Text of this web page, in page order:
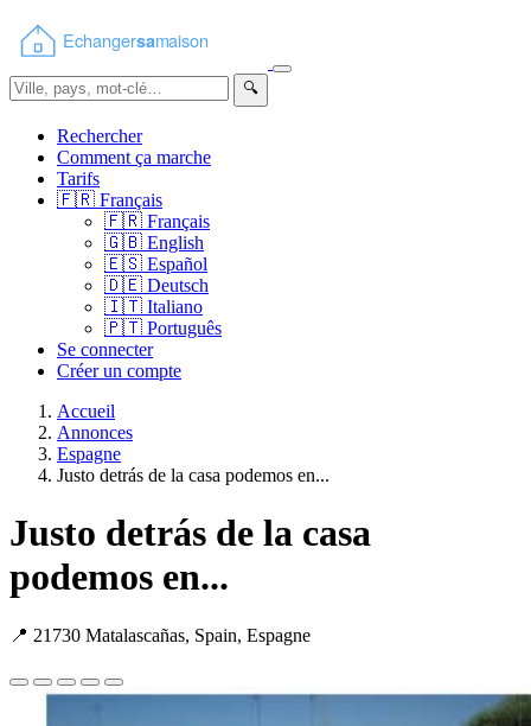
🔍
Rechercher
Comment ça marche
Tarifs
🇫🇷 Français
🇫🇷 Français
🇬🇧 English
🇪🇸 Español
🇩🇪 Deutsch
🇮🇹 Italiano
🇵🇹 Português
Se connecter
Créer un compte
Accueil
Annonces
Espagne
Justo detrás de la casa podemos en...
Justo detrás de la casa
podemos en...
📍 21730 Matalascañas, Spain, Espagne